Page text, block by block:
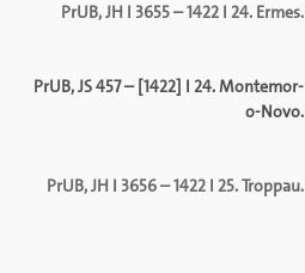
PrUB, JH I 3655 – 1422 I 24. Ermes.
PrUB, JS 457 – [1422] I 24. Montemor-
o-Novo.
PrUB, JH I 3656 – 1422 I 25. Troppau.